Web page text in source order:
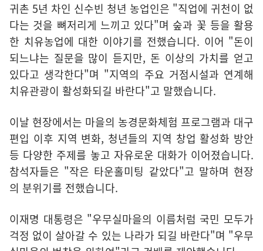
귀촌 5년 차인 신수빈 청년 농업인은 "직업에 귀천이 없
다는 것을 뼈저리게 느끼고 있다"며 숲과 꽃 등을 활용
한 치유농업에 대한 이야기를 전했습니다. 이어 "돈이
되느냐는 질문을 많이 듣지만, 돈 이상의 가치를 얻고
있다고 생각한다"며 "지역의 주요 거점시설과 연계해
치유관광이 활성화되길 바란다"고 말했습니다.
이날 현장에서는 마을의 농경문화체험 프로그램과 대구
편입 이후 지역 변화, 청년들의 지역 창업 활성화 방안
등 다양한 주제를 놓고 자유로운 대화가 이어졌습니다.
참석자들은 "작은 타운홀미팅 같았다"고 말하며 현장
의 분위기를 전했습니다.
이재명 대통령은 "우무실마을의 이름처럼 국민 모두가
걱정 없이 살아갈 수 있는 나라가 되길 바란다"며 "우무